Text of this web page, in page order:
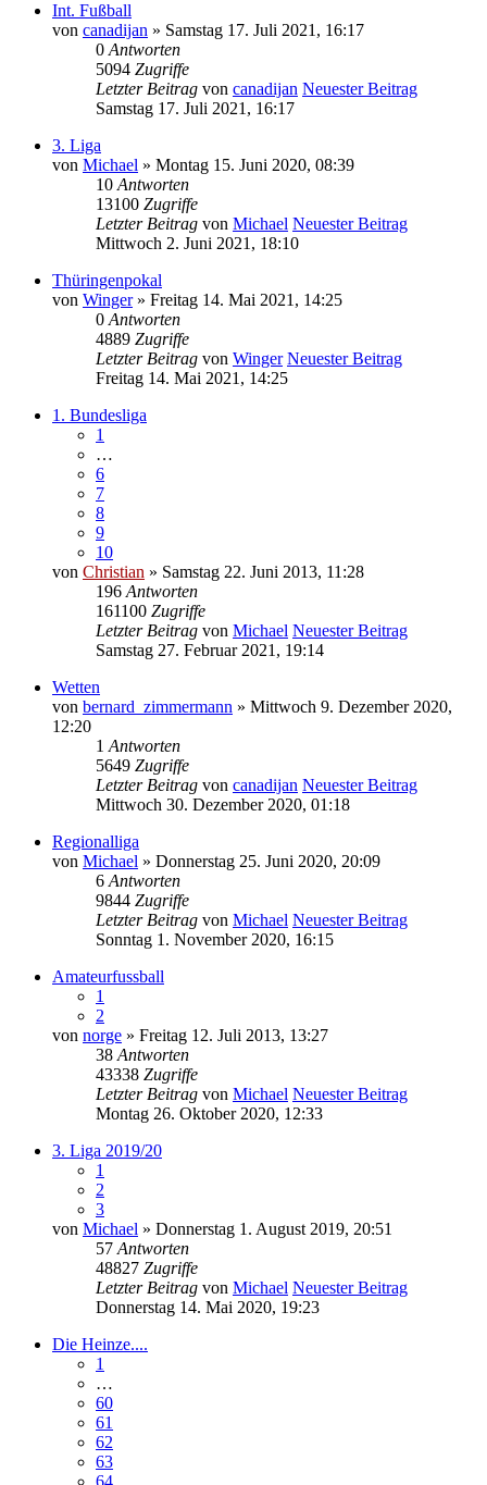
Int. Fußball
von canadijan » Samstag 17. Juli 2021, 16:17
0 Antworten
5094 Zugriffe
Letzter Beitrag von canadijan Neuester Beitrag
Samstag 17. Juli 2021, 16:17
3. Liga
von Michael » Montag 15. Juni 2020, 08:39
10 Antworten
13100 Zugriffe
Letzter Beitrag von Michael Neuester Beitrag
Mittwoch 2. Juni 2021, 18:10
Thüringenpokal
von Winger» Freitag 14. Mai 2021, 14:25
0 Antworten
4889 Zugriffe
Letzter Beitrag von Winger Neuester Beitrag
Freitag 14. Mai 2021, 14:25
1. Bundesliga
1
…
6
7
8
9
10
von Christian » Samstag 22. Juni 2013, 11:28
196 Antworten
161100 Zugriffe
Letzter Beitrag von Michael Neuester Beitrag
Samstag 27. Februar 2021, 19:14
Wetten
von bernard_zimmermann » Mittwoch 9. Dezember 2020,
12:20
1 Antworten
5649 Zugriffe
Letzter Beitrag von canadijan Neuester Beitrag
Mittwoch 30. Dezember 2020, 01:18
Regionalliga
von Michael » Donnerstag 25. Juni 2020, 20:09
6 Antworten
9844 Zugriffe
Letzter Beitrag von Michael Neuester Beitrag
Sonntag 1. November 2020, 16:15
Amateurfussball
1
2
von norge » Freitag 12. Juli 2013, 13:27
38 Antworten
43338 Zugriffe
Letzter Beitrag von Michael Neuester Beitrag
Montag 26. Oktober 2020, 12:33
3. Liga 2019/20
1
2
3
von Michael » Donnerstag 1. August 2019, 20:51
57 Antworten
48827 Zugriffe
Letzter Beitrag von Michael Neuester Beitrag
Donnerstag 14. Mai 2020, 19:23
Die Heinze....
1
…
60
61
62
63